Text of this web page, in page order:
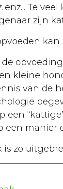
Te
zijn
de
kleine
van de
een
een manier
is zo